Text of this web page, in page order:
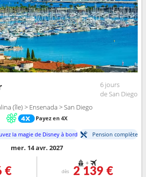
6 jours
de San Diego
(île) > Ensenada > San Diego
Payez en 4X
la magie de Disney à bord Pension complète
mer. 14 avr. 2027
€
+
dès 2 139 €